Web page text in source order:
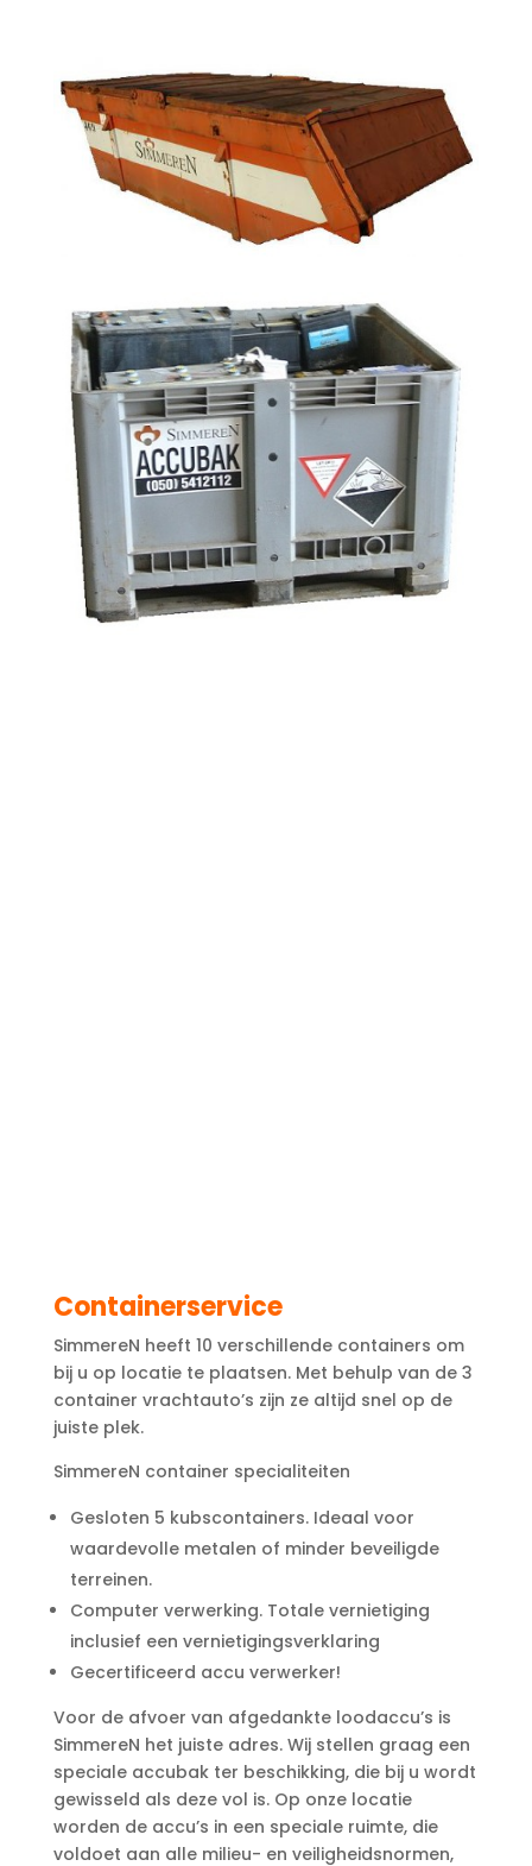
Containerservice
SimmereN heeft 10 verschillende containers om
bij u op locatie te plaatsen. Met behulp van de 3
container vrachtauto’s zijn ze altijd snel op de
juiste plek.
SimmereN container specialiteiten
Gesloten 5 kubscontainers. Ideaal voor
waardevolle metalen of minder beveiligde
terreinen.
Computer verwerking. Totale vernietiging
inclusief een vernietigingsverklaring
Gecertificeerd accu verwerker!
Voor de afvoer van afgedankte loodaccu’s is
SimmereN het juiste adres. Wij stellen graag een
speciale accubak ter beschikking, die bij u wordt
gewisseld als deze vol is. Op onze locatie
worden de accu’s in een speciale ruimte, die
voldoet aan alle milieu- en veiligheidsnormen,